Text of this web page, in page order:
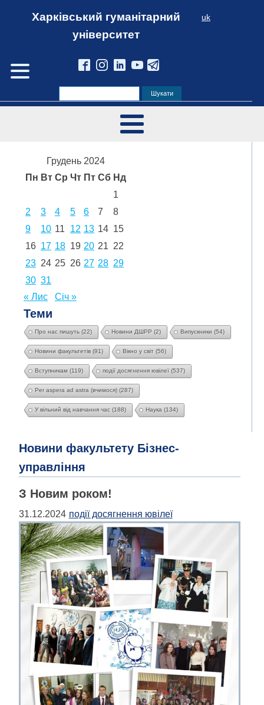
Харківський гуманітарний
університет
uk
Грудень 2024
Пн Вт Ср Чт Пт Сб Нд
1
2
3 4 5 6 7
8
9
10 11 12 13 14 15
16 17 18 19 20 21 22
23 24 25 26 27 28 29
30 31
« Лис
Січ »
Теми
Про нас пишуть (22) Новини ДШРР (2) Випускники (54)
Новини факультетів (91) Вікно у світ (56)
Вступникам (119) події досягнення ювілеї (537)
Per aspera ad astra (вчимося) (287)
У вільний від навчання час (188) Наука (134)
Новини факультету Бізнес-
управління
З Новим роком!
31.12.2024 події досягнення ювілеї